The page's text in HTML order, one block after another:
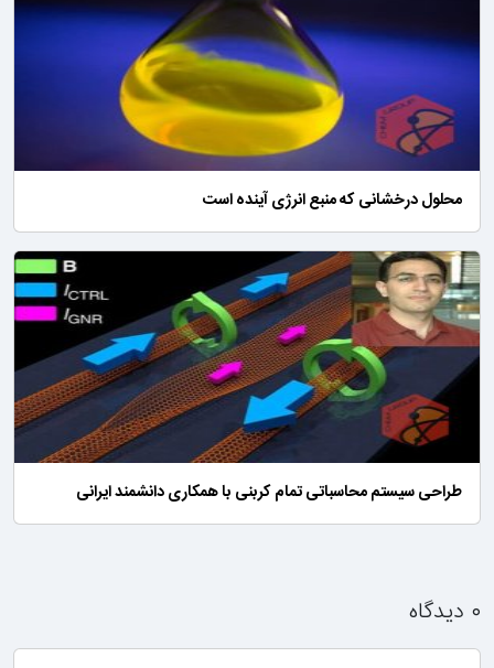
محلول درخشانی که منبع انرژی آینده‌ است
طراحی سیستم محاسباتی تمام کربنی با همکاری دانشمند ایرانی
۰ دیدگاه